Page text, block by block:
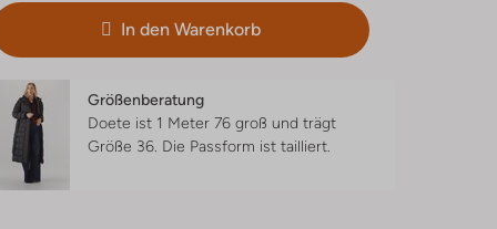
In den Warenkorb
Größenberatung
Doete ist 1 Meter 76 groß und trägt
Größe 36. Die Passform isttailliert